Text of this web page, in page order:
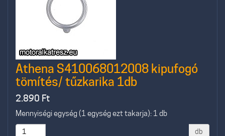
Athena S410068012008 kipufogó
tömítés/ tűzkarika 1db
2.890 Ft
Mennyiségi egység (1 egység ezt takarja): 1 db
db